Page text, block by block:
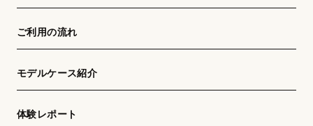
ご利用の流れ
モデルケース紹介
体験レポート